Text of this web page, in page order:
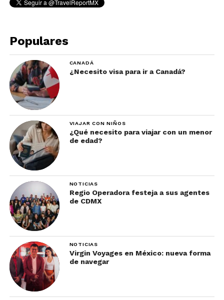
Populares
CANADÁ
¿Necesito visa para ir a Canadá?
VIAJAR CON NIÑOS
¿Qué necesito para viajar con un menor
de edad?
NOTICIAS
Regio Operadora festeja a sus agentes
de CDMX
NOTICIAS
Virgin Voyages en México: nueva forma
de navegar